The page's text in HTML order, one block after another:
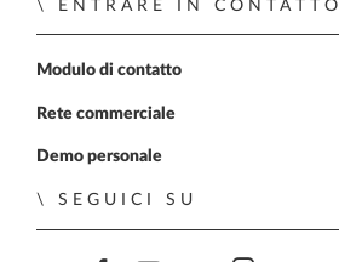
ENTRARE IN CONTATTO
Modulo di contatto
Rete commerciale
Demo personale
SEGUICI SU